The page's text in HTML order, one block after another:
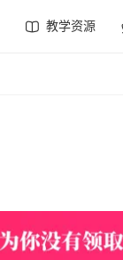
教学资源